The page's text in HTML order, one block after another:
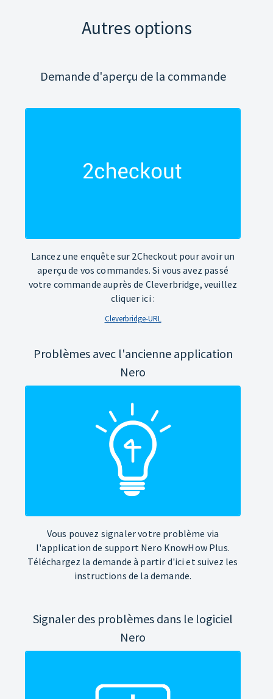
Autres options
Demande d'aperçu de la commande
Lancez une enquête sur 2Checkout pour avoir un
aperçu de vos commandes. Si vous avez passé
votre commande auprès de Cleverbridge, veuillez
cliquer ici :
Cleverbridge-URL
Problèmes avec l'ancienne application
Nero
Vous pouvez signaler votre problème via
l'application de support Nero KnowHow Plus.
Téléchargez la demande à partir d'ici et suivez les
instructions de la demande.
Signaler des problèmes dans le logiciel
Nero